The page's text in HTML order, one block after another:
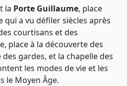
la Porte Guillaume, place
qui a vu défiler siècles après
courtisans et des
place à la découverte des
gardes, et la chapelle des
les modes de vie et les
le Moyen Âge.